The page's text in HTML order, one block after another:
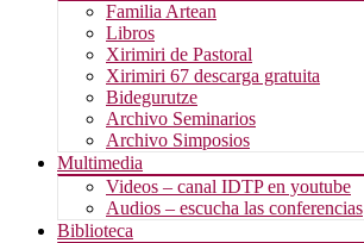
Familia Artean
Libros
Xirimiri de Pastoral
Xirimiri 67 descarga gratuita
Bidegurutze
Archivo Seminarios
Archivo Simposios
Multimedia
Videos – canal IDTP en youtube
Audios – escucha las conferencias
Biblioteca